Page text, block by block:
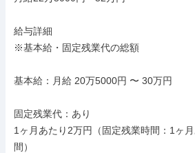
給与詳細
※基本給・固定残業代の総額
基本給：月給 20万5000円 〜 30万円
固定残業代：あり
1ヶ月あたり2万円（固定残業時間：1ヶ
間）